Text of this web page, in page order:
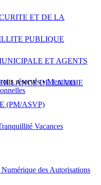
ET DE LA
PUBLIQUE
ET AGENTS
DE LA VOIE
(PM/ASVP)
Vacances
des Autorisations
réservés •Mentions